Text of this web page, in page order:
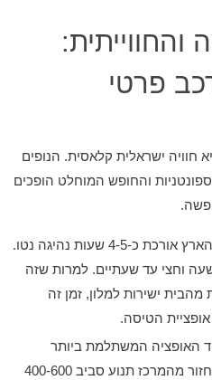
פרטי
ישראלית קלאסית. הנופים
והחופש המוחלט הופכים
הנסיעה ממרכז הארץ אורכת כ-4-5 שעות נהיגה נטו.
וחצי עד שעתיים. למרות שזה
ישירות למלון, זמן זה
הטיסה.
האופציה המשתלמת ביותר
עלות הדלק הלוך-חזור מהמרכז תנוע סביב 400-600